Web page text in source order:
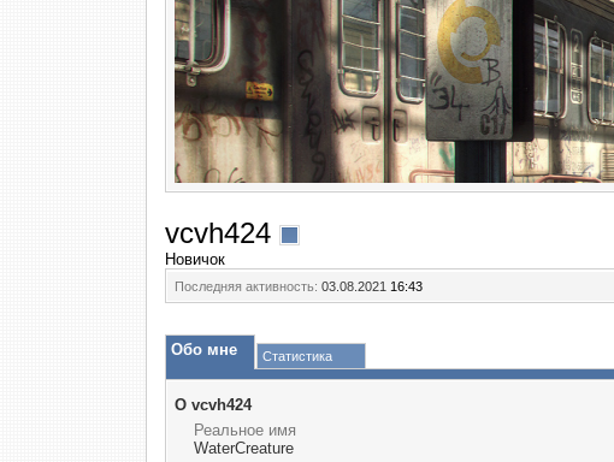
vcvh424
Новичок
Последняя активность: 03.08.2021 16:43
Обо мне Статистика
О vcvh424
Реальное имя
WaterCreature